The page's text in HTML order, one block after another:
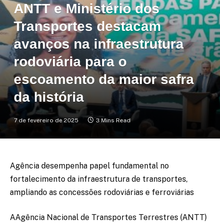
ANTT e Ministério dos
Transportes destacam
avanços na infraestrutura
rodoviária para o
escoamento da maior safra
da história
7 de fevereiro de 2025 3 Mins Read
Agência desempenha papel fundamental no
fortalecimento da infraestrutura de transportes,
ampliando as concessões rodoviárias e ferroviárias
AAgência Nacional de Transportes Terrestres (ANTT)